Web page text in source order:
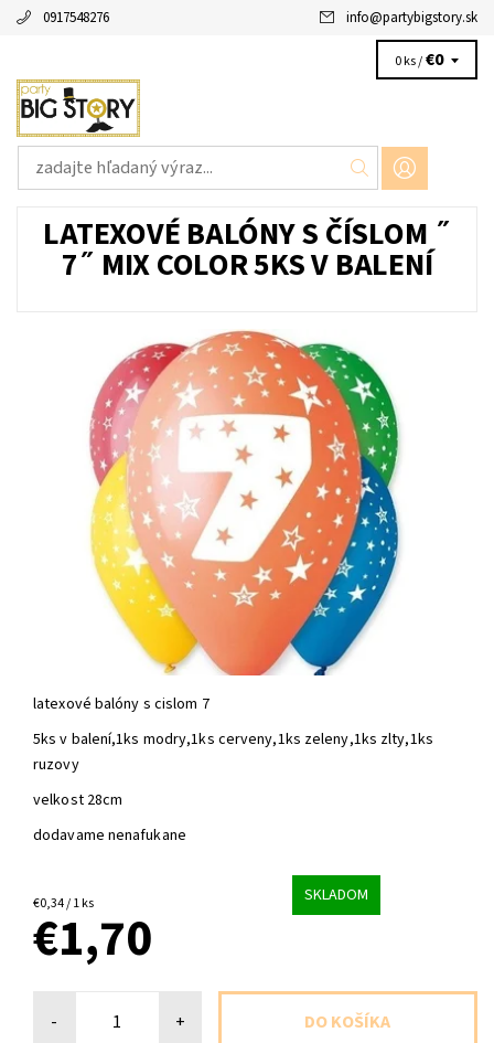
0917548276 info@partybigstory.sk
0 ks /€0
LATEXOVÉ BALÓNY S ČÍSLOM ˝
7˝ MIX COLOR 5KS V BALENÍ
latexové balóny s cislom 7
5ks v balení,1ks modry,1ks cerveny,1ks zeleny,1ks zlty,1ks
ruzovy
velkost 28cm
dodavame nenafukane
€0,34 / 1 ks SKLADOM
€1,70
- +